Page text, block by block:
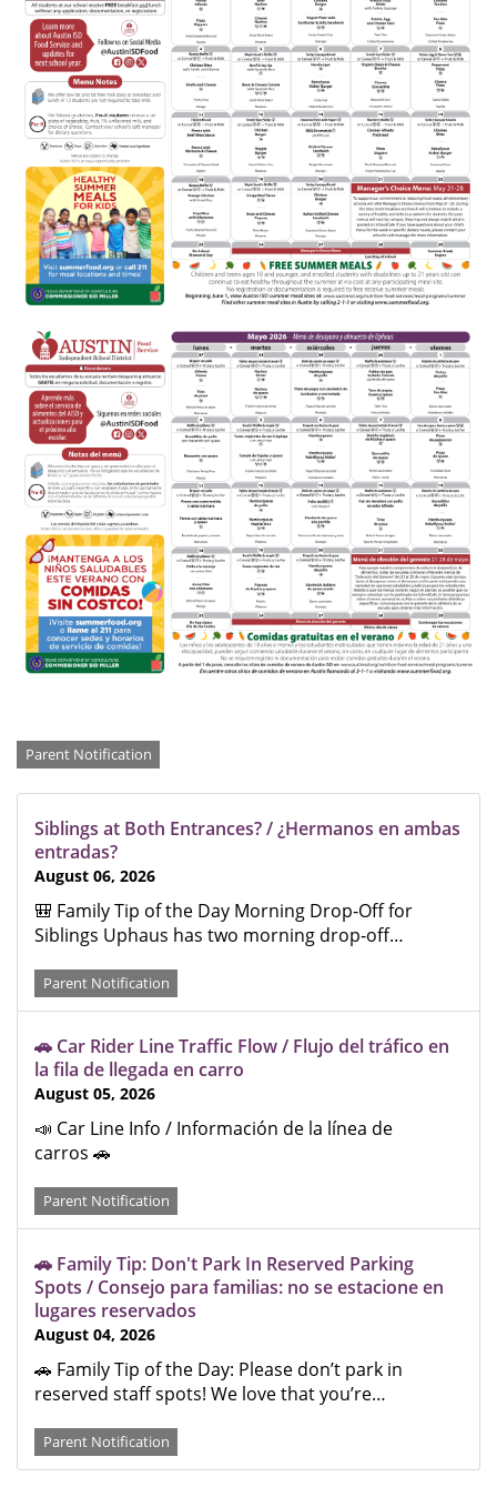
Categories
Parent Notification
Siblings at Both Entrances? / ¿Hermanos en ambas
entradas?
August 06, 2026
🎒 Family Tip of the Day Morning Drop‑Off for
Siblings Uphaus has two morning drop‑off…
Parent Notification
🚗 Car Rider Line Traffic Flow / Flujo del tráfico en
la fila de llegada en carro
August 05, 2026
📣 Car Line Info / Información de la línea de
carros 🚗
Parent Notification
🚗 Family Tip: Don't Park In Reserved Parking
Spots / Consejo para familias: no se estacione en
lugares reservados
August 04, 2026
🚗 Family Tip of the Day: Please don’t park in
reserved staff spots! We love that you’re…
Parent Notification